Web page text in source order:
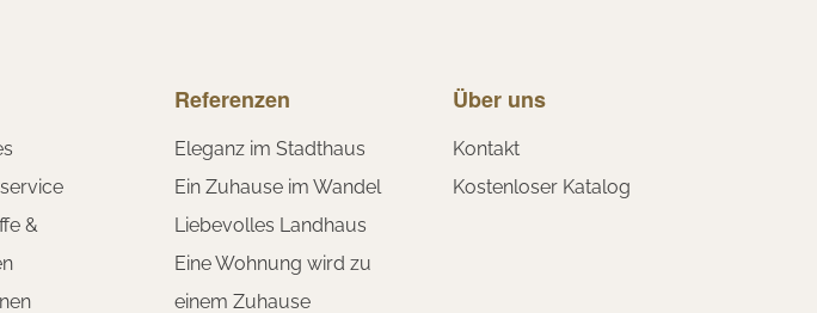
&
Referenzen
Eleganz im Stadthaus
Ein Zuhause im Wandel
Liebevolles Landhaus
Eine Wohnung wird zu
einem Zuhause
Über uns
Kontakt
Kostenloser Katalog